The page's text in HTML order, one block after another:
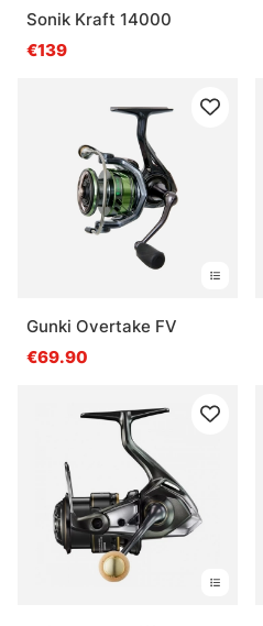
Sonik Kraft 14000
€139
Gunki Overtake FV
€69.90